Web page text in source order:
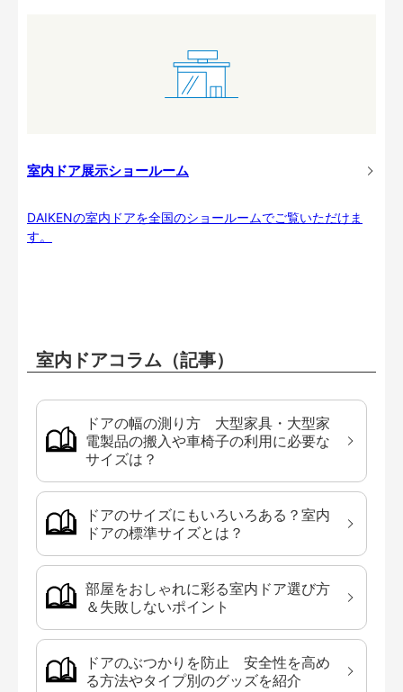
室内ドア展示ショールーム
DAIKENの室内ドアを全国のショールームでご覧いただけま
す。
室内ドアコラム（記事）
ドアの幅の測り方 大型家具・大型家
電製品の搬入や車椅子の利用に必要な
サイズは？
ドアのサイズにもいろいろある？室内
ドアの標準サイズとは？
部屋をおしゃれに彩る室内ドア選び方
＆失敗しないポイント
ドアのぶつかりを防止 安全性を高め
る方法やタイプ別のグッズを紹介